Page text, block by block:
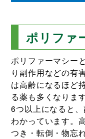
ポリファ
ポリファーマシー
り副作用などの有
は高齢になるほど
る薬も多くなりま
6つ以上になると
わかっています。
つき・転倒・物忘